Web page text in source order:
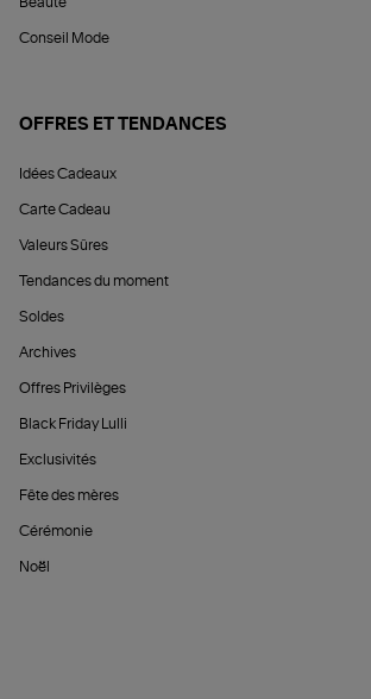
Conseil Mode
OFFRES ET TENDANCES
Idées Cadeaux
Carte Cadeau
Valeurs Sûres
Tendances du moment
Soldes
Archives
Offres Privilèges
Black Friday Lulli
Exclusivités
Fête des mères
Cérémonie
Noël